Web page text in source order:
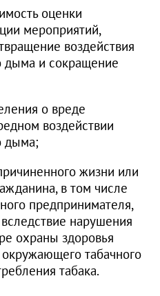
оценки
мероприятий,
воздействия
дыма и сокращение
о вреде
воздействии
дыма;
жизни или
в том числе
предпринимателя,
нарушения
охраны здоровья
табачного
табака.